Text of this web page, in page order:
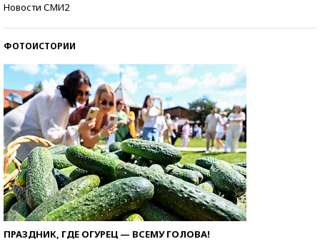
Новости СМИ2
ФОТОИСТОРИИ
ПРАЗДНИК, ГДЕ ОГУРЕЦ — ВСЕМУ ГОЛОВА!